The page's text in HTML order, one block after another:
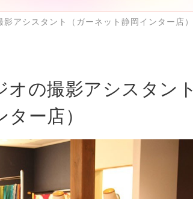
アシスタント（ガーネット静岡インター店）
オの撮影アシスタント
ー店）